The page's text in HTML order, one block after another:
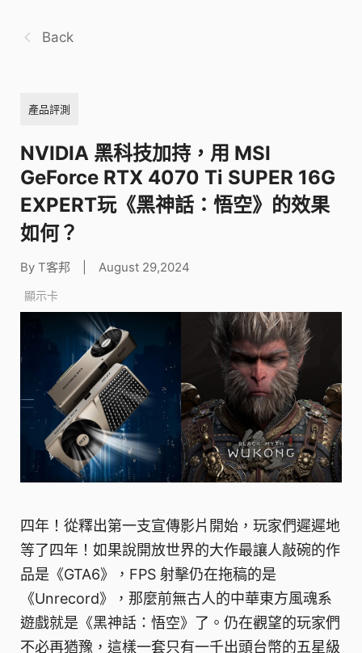
Back
產品評測
NVIDIA 黑科技加持，用 MSI
GeForce RTX 4070 Ti SUPER 16G
EXPERT玩《黑神話：悟空》的效果
如何？
By T客邦 August 29,2024
顯示卡
四年！從釋出第一支宣傳影片開始，玩家們遲遲地
等了四年！如果說開放世界的大作最讓人敲碗的作
品是《GTA6》，FPS 射擊仍在拖稿的是
《Unrecord》，那麼前無古人的中華東方風魂系
遊戲就是《黑神話：悟空》了。仍在觀望的玩家們
不必再猶豫，這樣一套只有一千出頭台幣的五星級